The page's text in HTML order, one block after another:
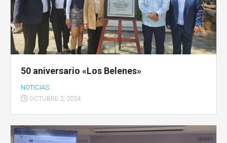
50 aniversario «Los Belenes»
NOTICIAS
OCTUBRE 2, 2024